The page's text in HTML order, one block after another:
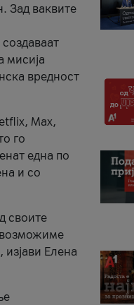
Зад ваквите
мисија
вредност
Max,
го
една по
и со
своите
Елена